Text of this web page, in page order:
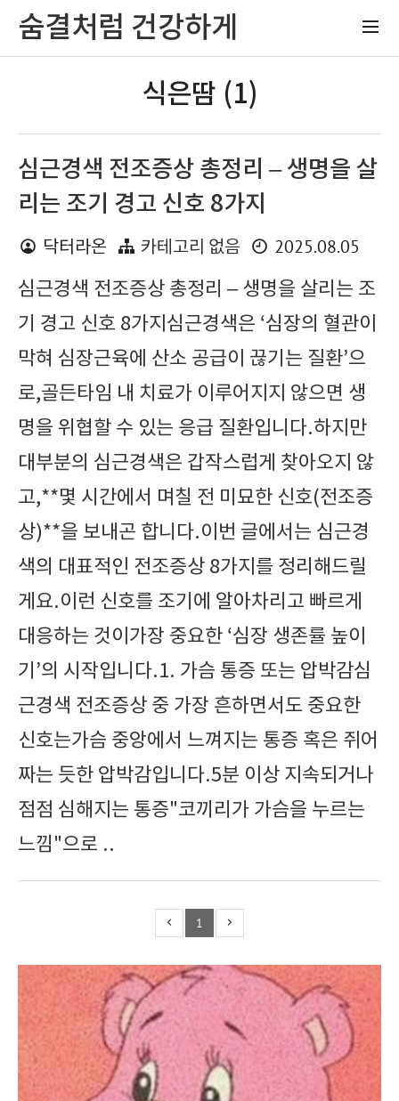
숨결처럼 건강하게
식은땀 (1)
심근경색 전조증상 총정리 – 생명을 살
리는 조기 경고 신호 8가지
닥터라온 카테고리 없음
2025.08.05
심근경색 전조증상 총정리 – 생명을 살리는 조
기 경고 신호 8가지심근경색은 ‘심장의 혈관이
막혀 심장근육에 산소 공급이 끊기는 질환’으
로,골든타임 내 치료가 이루어지지 않으면 생
명을 위협할 수 있는 응급 질환입니다.하지만
대부분의 심근경색은 갑작스럽게 찾아오지 않
고,**몇 시간에서 며칠 전 미묘한 신호(전조증
상)**을 보내곤 합니다.이번 글에서는 심근경
색의 대표적인 전조증상 8가지를 정리해드릴
게요.이런 신호를 조기에 알아차리고 빠르게
대응하는 것이가장 중요한 ‘심장 생존률 높이
기’의 시작입니다.1. 가슴 통증 또는 압박감심
근경색 전조증상 중 가장 흔하면서도 중요한
신호는가슴 중앙에서 느껴지는 통증 혹은 쥐어
짜는 듯한 압박감입니다.5분 이상 지속되거나
점점 심해지는 통증"코끼리가 가슴을 누르는
느낌"으로 ..
1